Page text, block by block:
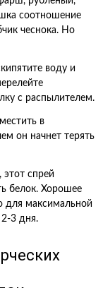
соотношение
чеснока. Но
воду и
с распылителем.
в
он начнет терять
этот спрей
белок. Хорошее
для максимальной
3 дня.